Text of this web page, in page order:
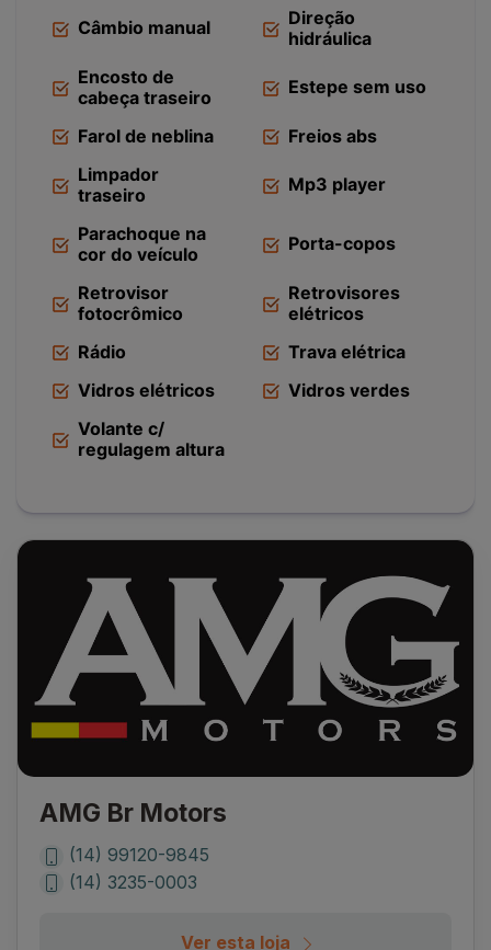
Câmbio manual
Direção
hidráulica
Encosto de
cabeça traseiro
Estepe sem uso
Farol de neblina
Freios abs
Limpador
traseiro
Mp3 player
Parachoque na
cor do veículo
Porta-copos
Retrovisor
fotocrômico
Retrovisores
elétricos
Rádio
Trava elétrica
Vidros elétricos
Vidros verdes
Volante c/
regulagem altura
AMG Br Motors
(14) 99120-9845
(14) 3235-0003
Ver esta loja